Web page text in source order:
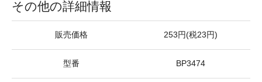
その他の詳細情報
販売価格 253円(税23円)
型番 BP3474